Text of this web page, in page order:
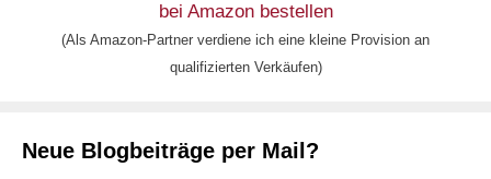
bei Amazon bestellen
(Als Amazon-Partner verdiene ich eine kleine Provision an
qualifizierten Verkäufen)
Neue Blogbeiträge per Mail?